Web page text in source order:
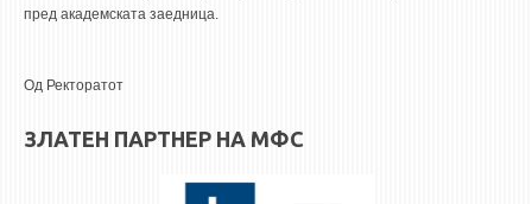
POSTGRADUATE
INTERNATIONAL EXCHANGE
пред академската заедница.
Од Ректоратот
ЗЛАТЕН ПАРТНЕР НА МФС